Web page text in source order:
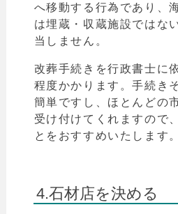
へ移動する行為であり、
は埋蔵・収蔵施設ではな
当しません。
改葬手続きを行政書士に
程度かかります。手続き
簡単ですし、ほとんどの
受け付けてくれますので
とをおすすめいたします。
4.石材店を決める